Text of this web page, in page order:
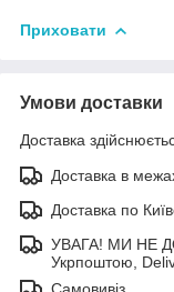
Приховати
Умови доставки
Доставка
Доставка в
Доставка по
УВАГА! МИ НЕ
Укрпоштою,
Самовивіз